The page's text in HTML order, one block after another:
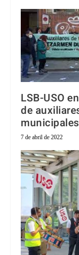
LSB-USO
de
7 de abril de 2022